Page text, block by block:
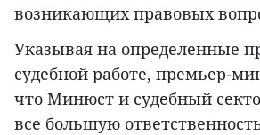
возникающих правовых
Указывая на определенные
судебной работе, премьер-
что Минюст и судебный
все большую